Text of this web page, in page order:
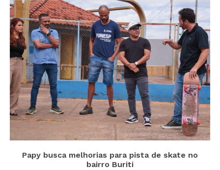
Papy busca melhorias para pista de skate no
bairro Buriti